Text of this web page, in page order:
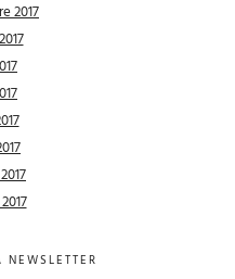
2017